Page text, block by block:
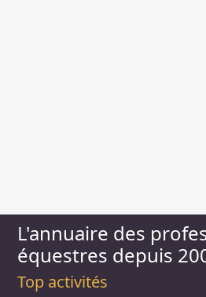
L'annuaire des
équestres depuis
Top activités